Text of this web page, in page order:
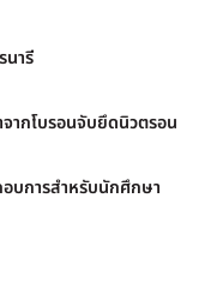
นารี
ากโบรอนจับยึดนิวตรอน
บการสำหรับนักศึกษา